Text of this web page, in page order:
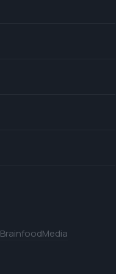
BrainfoodMedia